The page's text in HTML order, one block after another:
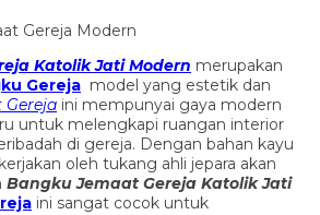
Gereja Modern
Katolik Jati Modern merupakan
Gereja model yang estetik dan
Gereja ini mempunyai gaya modern
untuk melengkapi ruangan interior
di gereja. Dengan bahan kayu
oleh tukang ahli jepara akan
Bangku Jemaat Gereja Katolik Jati
ini sangat cocok untuk